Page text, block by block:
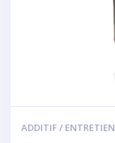
ADDITIF / ENTRETIEN